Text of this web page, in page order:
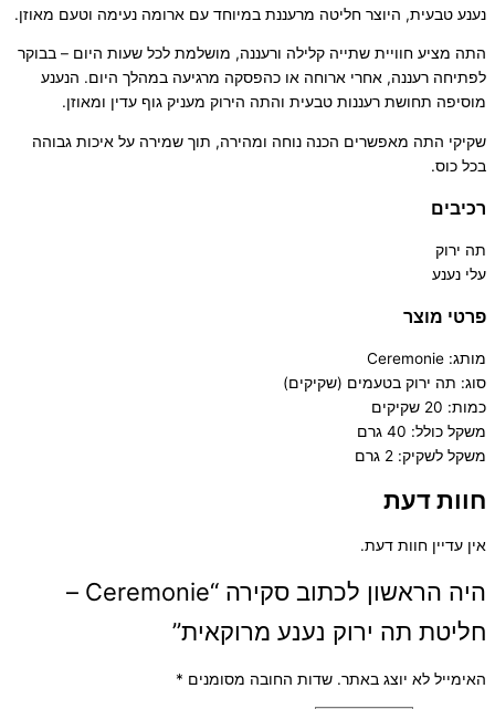
נענע טבעית, היוצר חליטה מרעננת במיוחד עם ארומה נעימה וטעם מאוזן.
התה מציע חוויית שתייה קלילה ורעננה, מושלמת לכל שעות היום – בבוקר
לפתיחה רעננה, אחרי ארוחה או כהפסקה מרגיעה במהלך היום. הנענע
מוסיפה תחושת רעננות טבעית והתה הירוק מעניק גוף עדין ומאוזן.
שקיקי התה מאפשרים הכנה נוחה ומהירה, תוך שמירה על איכות גבוהה
בכל כוס.
רכיבים
תה ירוק
עלי נענע
פרטי מוצר
מותג: Ceremonie
סוג: תה ירוק בטעמים (שקיקים)
כמות: 20 שקיקים
משקל כולל: 40 גרם
משקל לשקיק: 2 גרם
חוות דעת
אין עדיין חוות דעת.
היה הראשון לכתוב סקירה “Ceremonie –
חליטת תה ירוק נענע מרוקאית”
האימייל לא יוצג באתר. שדות החובה מסומנים *